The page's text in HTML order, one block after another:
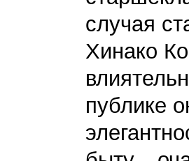
случая
Хинако
публике